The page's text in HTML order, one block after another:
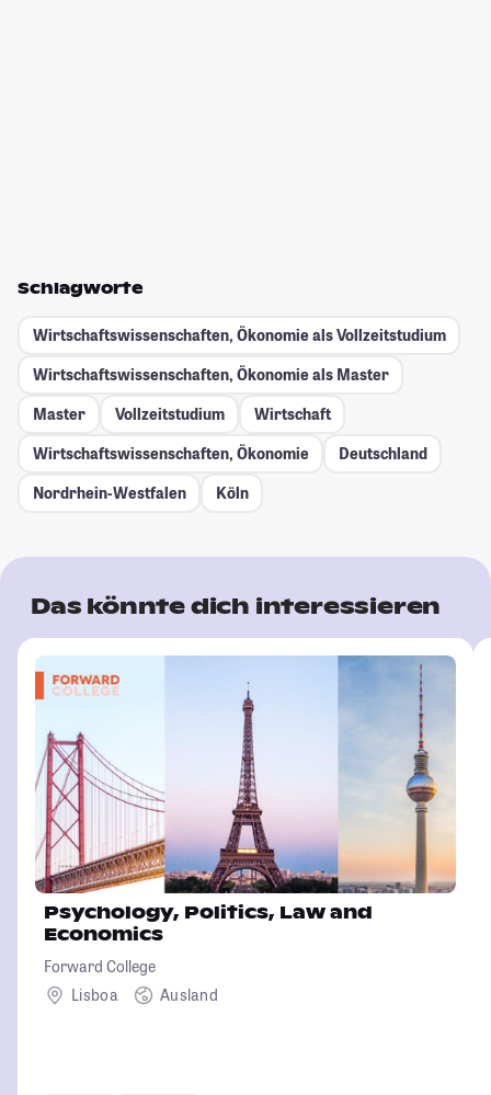
Schlagworte
Wirtschaftswissenschaften, Ökonomie als Vollzeitstudium
Wirtschaftswissenschaften, Ökonomie als Master
Master
Vollzeitstudium
Wirtschaft
Wirtschaftswissenschaften, Ökonomie
Deutschland
Nordrhein-Westfalen
Köln
Das könnte dich interessieren
Psychology, Politics, Law and
Economics
Forward College
Lisboa
Ausland